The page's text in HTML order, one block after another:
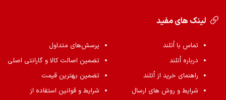
لینک های مفید
تماس با اُتلند
درباره اُتلند
راهنمای خرید از اُتلند
شرایط و روش های ارسال
پرسش‌های متداول
تضمین اصالت کالا و گارانتی اصلی
تضمین بهترین قیمت
شرایط و قوانین استفاده از